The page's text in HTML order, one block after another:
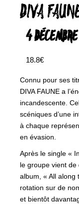
DIVA
4
18.8€
Connu pour ses
DIVA FAUNE a
incandescente.
scéniques d’une
à chaque
en évasion.
Après le single «
le groupe vient
album, « All along
rotation sur de
et bientôt